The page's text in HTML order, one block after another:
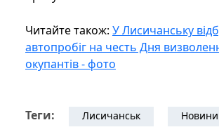
Читайте також: У Лисичанську
автопробіг на честь Дня
окупантів - фото
Теги: Лисичанськ